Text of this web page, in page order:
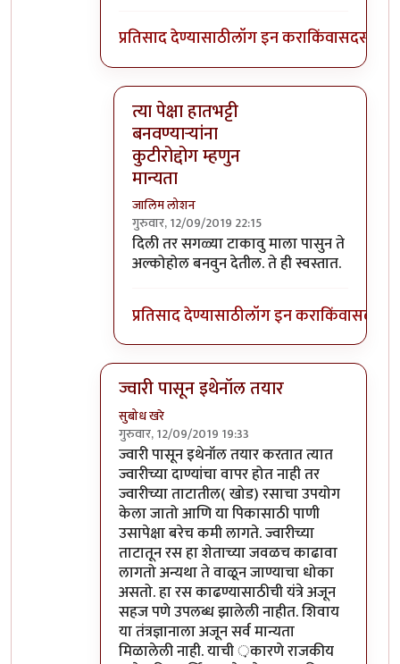
प्रतिसाद देण्यासाठीलॉग इन कराकिंवासदस्य व्हा
त्या पेक्षा हातभट्टी
बनवण्यार्‍यांना
कुटीरोद्दोग म्हणुन
मान्यता
जालिम लोशन
गुरुवार, 12/09/2019 22:15
In reply toसडक्या ज्वारीपासून (जी फेकूनच
दिली तर सगळ्या टाकावु माला पासुन ते
अल्कोहोल बनवुन देतील. ते ही स्वस्तात.
प्रतिसाद देण्यासाठीलॉग इन कराकिंवासदस्य
ज्वारी पासून इथेनॉल तयार
सुबोध खरे
गुरुवार, 12/09/2019 19:33
In reply toतसा विषय नाही तो. उसापासुन
ज्वारी पासून इथेनॉल तयार करतात त्यात
ज्वारीच्या दाण्यांचा वापर होत नाही तर
ज्वारीच्या ताटातील( खोड) रसाचा उपयोग
केला जातो आणि या पिकासाठी पाणी
उसापेक्षा बरेच कमी लागते. ज्वारीच्या
ताटातून रस हा शेताच्या जवळच काढावा
लागतो अन्यथा ते वाळून जाण्याचा धोका
असतो. हा रस काढण्यासाठीची यंत्रे अजून
सहज पणे उपलब्ध झालेली नाहीत. शिवाय
या तंत्रज्ञानाला अजून सर्व मान्यता
मिळालेली नाही. याची ़कारणे राजकीय